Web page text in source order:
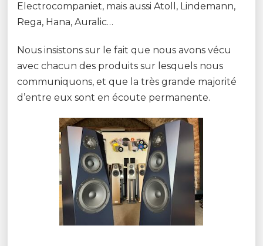
Electrocompaniet, mais aussi Atoll, Lindemann,
Rega, Hana, Auralic…
Nous insistons sur le fait que nous avons vécu
avec chacun des produits sur lesquels nous
communiquons, et que la très grande majorité
d’entre eux sont en écoute permanente.